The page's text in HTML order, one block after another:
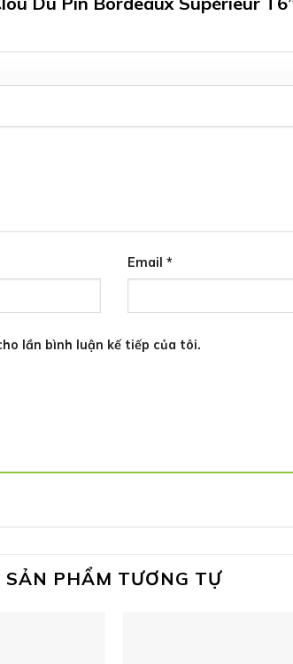
Email *
lần bình luận kế tiếp của tôi.
SẢN PHẨM TƯƠNG TỰ